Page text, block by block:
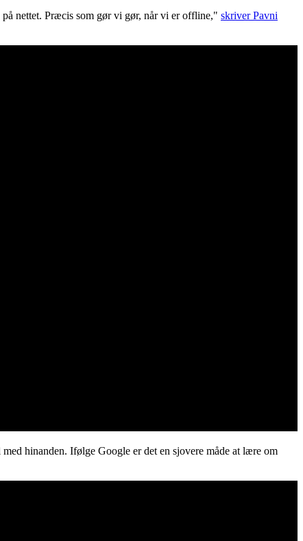
nettet. Præcis som gør vi gør, når vi er offline," skriver Pavni
hinanden. Ifølge Google er det en sjovere måde at lære om